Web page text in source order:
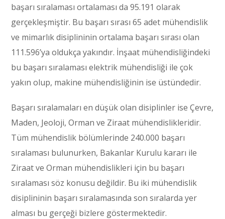
başarı sıralaması ortalaması da 95.191 olarak
gerçekleşmiştir. Bu başarı sırası 65 adet mühendislik
ve mimarlık disiplininin ortalama başarı sırası olan
111.596’ya oldukça yakındır. İnşaat mühendisliğindeki
bu başarı sıralaması elektrik mühendisliği ile çok
yakın olup, makine mühendisliğinin ise üstündedir.
Başarı sıralamaları en düşük olan disiplinler ise Çevre,
Maden, Jeoloji, Orman ve Ziraat mühendislikleridir.
Tüm mühendislik bölümlerinde 240.000 başarı
sıralaması bulunurken, Bakanlar Kurulu kararı ile
Ziraat ve Orman mühendislikleri için bu başarı
sıralaması söz konusu değildir. Bu iki mühendislik
disiplininin başarı sıralamasında son sıralarda yer
alması bu gerçeği bizlere göstermektedir.